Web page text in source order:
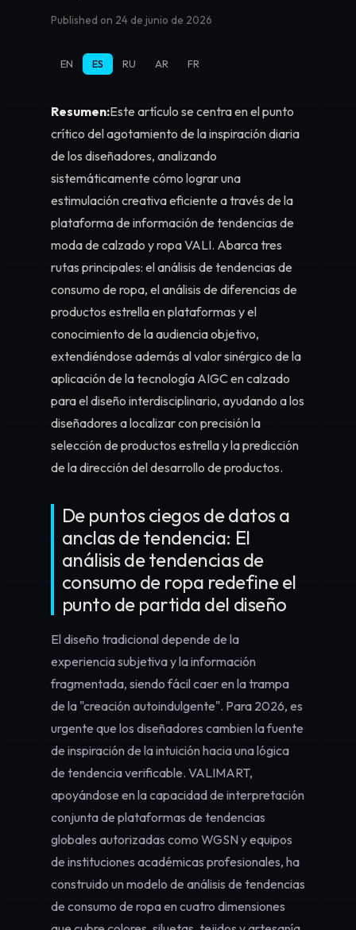
Published on 24 de junio de 2026
EN ES RU AR FR
Resumen:Este artículo se centra en el punto
crítico del agotamiento de la inspiración diaria
de los diseñadores, analizando
sistemáticamente cómo lograr una
estimulación creativa eficiente a través de la
plataforma de información de tendencias de
moda de calzado y ropa VALI. Abarca tres
rutas principales: el análisis de tendencias de
consumo de ropa, el análisis de diferencias de
productos estrella en plataformas y el
conocimiento de la audiencia objetivo,
extendiéndose además al valor sinérgico de la
aplicación de la tecnología AIGC en calzado
para el diseño interdisciplinario, ayudando a los
diseñadores a localizar con precisión la
selección de productos estrella y la predicción
de la dirección del desarrollo de productos.
De puntos ciegos de datos a
anclas de tendencia: El
análisis de tendencias de
consumo de ropa redefine el
punto de partida del diseño
El diseño tradicional depende de la
experiencia subjetiva y la información
fragmentada, siendo fácil caer en la trampa
de la "creación autoindulgente". Para 2026, es
urgente que los diseñadores cambien la fuente
de inspiración de la intuición hacia una lógica
de tendencia verificable. VALIMART,
apoyándose en la capacidad de interpretación
conjunta de plataformas de tendencias
globales autorizadas como WGSN y equipos
de instituciones académicas profesionales, ha
construido un modelo de análisis de tendencias
de consumo de ropa en cuatro dimensiones